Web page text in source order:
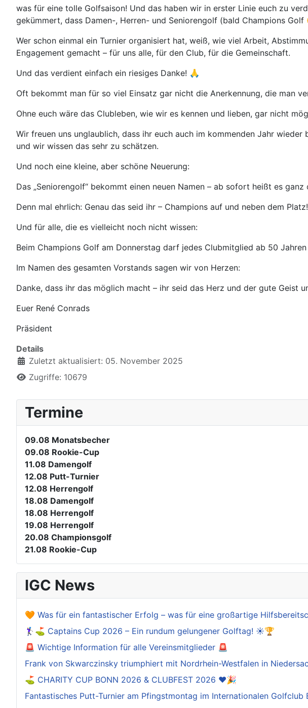
was für eine tolle Golfsaison! Und das haben wir in erster Linie euch zu
gekümmert, dass Damen-, Herren- und Seniorengolf (bald Champions
Wer schon einmal ein Turnier organisiert hat, weiß, wie viel Arbeit,
Engagement gemacht – für uns alle, für den Club, für die Gemeinschaft.
Und das verdient einfach ein riesiges Danke! 🙏
Oft bekommt man für so viel Einsatz gar nicht die Anerkennung, die man
Ohne euch wäre das Clubleben, wie wir es kennen und lieben, gar nicht
Wir freuen uns unglaublich, dass ihr euch auch im kommenden Jahr
und wir wissen das sehr zu schätzen.
Und noch eine kleine, aber schöne Neuerung:
Das „Seniorengolf“ bekommt einen neuen Namen – ab sofort heißt es
Denn mal ehrlich: Genau das seid ihr – Champions auf und neben dem Platz!
Und für alle, die es vielleicht noch nicht wissen:
Beim Champions Golf am Donnerstag darf jedes Clubmitglied ab 50
Im Namen des gesamten Vorstands sagen wir von Herzen:
Danke, dass ihr das möglich macht – ihr seid das Herz und der gute Geist
Euer René Conrads
Präsident
Details
Zuletzt aktualisiert: 05. November 2025
Zugriffe: 10679
Termine
09.08 Monatsbecher
09.08 Rookie-Cup
11.08 Damengolf
12.08 Putt-Turnier
12.08 Herrengolf
18.08 Damengolf
18.08 Herrengolf
19.08 Herrengolf
20.08 Championsgolf
21.08 Rookie-Cup
IGC News
🧡 Was für ein fantastischer Erfolg – was für eine großartige
🏌️‍♀️⛳ Captains Cup 2026 – Ein rundum gelungener Golftag! ☀️🏆
🚨 Wichtige Information für alle Vereinsmitglieder 🚨
Frank von Skwarczinsky triumphiert mit Nordrhein-Westfalen in
⛳️ CHARITY CUP BONN 2026 & CLUBFEST 2026 ❤️🎉
Fantastisches Putt-Turnier am Pfingstmontag im Internationalen Golfclub